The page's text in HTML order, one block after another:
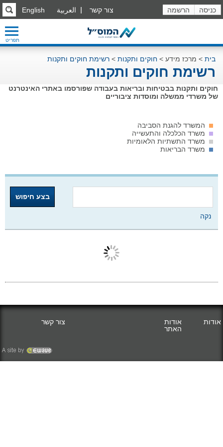
כניסה הרשמה English العربية צור קשר
תפריט
בית > מרכז מידע > חוקים ותקנות > רשימת חוקים ותקנות
רשימת חוקים ותקנות
חוקים ותקנות בבטיחות ובריאות בעבודה שפורסמו באתרי האינטרנט
של משרדי ממשלה ומוסדות ציבוריים
בצע חיפוש
נקה
אודות
אודות
האתר
צור קשר